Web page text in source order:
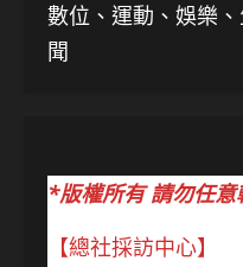
數位、運動、娛樂
聞
*版權所有 請勿任
【總社採訪中心】